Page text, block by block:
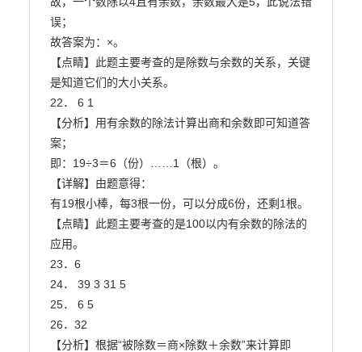
误；
故答案为：×。
【点睛】此题主要考查的是除数与余数的关系，关键
是知道它们的大小关系。
22． 6 1
【分析】用有余数的除法计算出商和余数即可知道答
案；
即：19÷3＝6（份）……1（根）。
【详解】由题意得：
有19根小棒，每3根一份，可以分成6份，还剩1根。
【点睛】此题主要考查的是100以内有余数的除法的
应用。
23．6
24． 39 3 31 5
25． 6 5
26．32
【分析】根据“被除数＝商×除数＋余数”来计算即